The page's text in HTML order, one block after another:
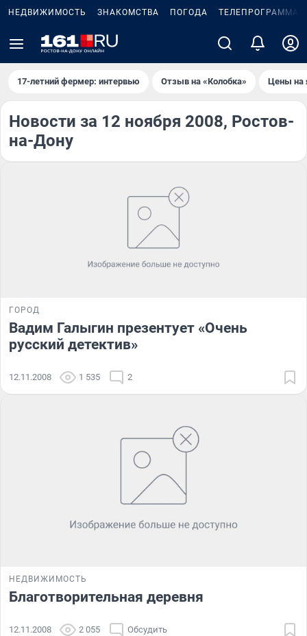
НЕДВИЖИМОСТЬ ЗНАКОМСТВА ПОГОДА ТЕЛЕПРОГРАММА
17-летний фермер: интервью Отзыв на «Колобка» Цены на
Новости за 12 ноября 2008, Ростов-
на-Дону
ГОРОД
Вадим Галыгин презентует «Очень
русский детектив»
12.11.2008 1 535 2
НЕДВИЖИМОСТЬ
Благотворительная деревня
12.11.2008 2 055 Обсудить